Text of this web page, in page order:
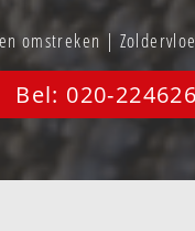
omstreken |
Bel: 020-